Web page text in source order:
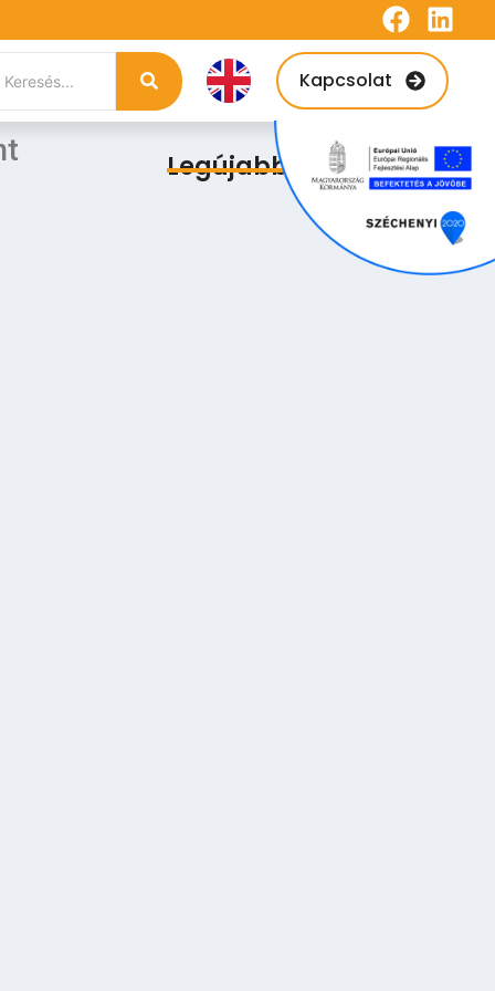
Kapcsolat
Legújabb bejegyzések